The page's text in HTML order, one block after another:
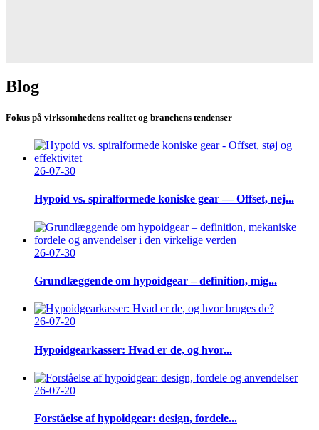
Blog
Fokus på virksomhedens realitet og branchens tendenser
26-07-30
Hypoid vs. spiralformede koniske gear — Offset, nej...
26-07-30
Grundlæggende om hypoidgear – definition, mig...
26-07-20
Hypoidgearkasser: Hvad er de, og hvor...
26-07-20
Forståelse af hypoidgear: design, fordele...